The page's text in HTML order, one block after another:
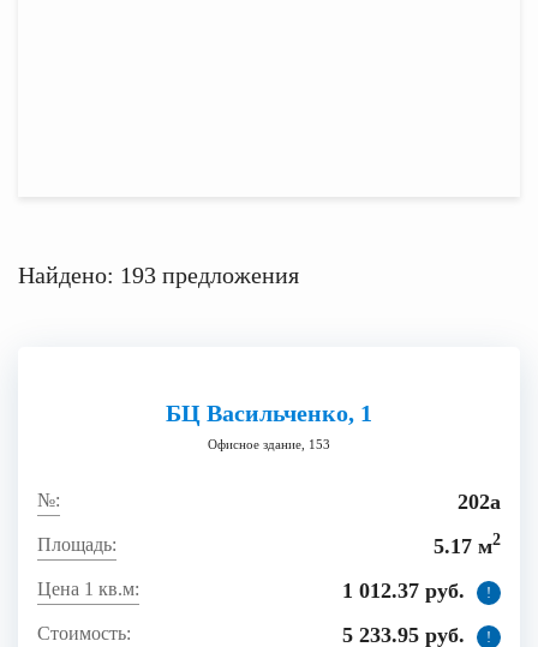
Найдено: 193 предложения
БЦ Васильченко, 1
Офисное здание, 153
202а
5.17 м2
1 012.37 руб. !
5 233.95 руб. !